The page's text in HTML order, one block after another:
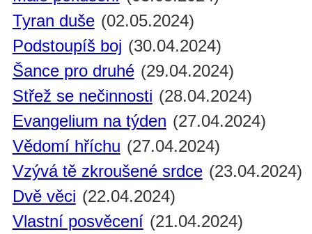
Tyran duše (02.05.2024)
Podstoupíš boj (30.04.2024)
Šance pro druhé (29.04.2024)
Střež se nečinnosti (28.04.2024)
Evangelium na týden (27.04.2024)
Vědomí hříchu (27.04.2024)
Vzývá tě zkroušené srdce (23.04.2024)
Dvě věci (22.04.2024)
Vlastní posvěcení (21.04.2024)